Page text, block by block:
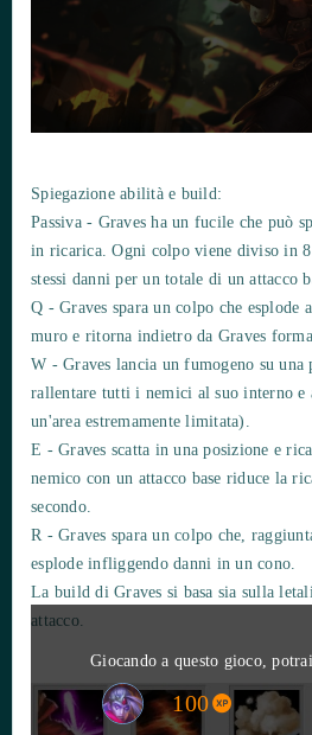
Spiegazione abilità e build:
Passiva - Graves ha un fucile che può
in ricarica. Ogni colpo viene diviso in
stessi danni per un totale di un attacco
Q - Graves spara un colpo che esplode
muro e ritorna indietro da Graves
W - Graves lancia un fumogeno su una
rallentare tutti i nemici al suo interno e
un'area estremamente limitata).
E - Graves scatta in una posizione e
nemico con un attacco base riduce la
secondo.
R - Graves spara un colpo che,
esplode infliggendo danni in un cono.
La build di Graves si basa sia sulla
attacco.
Giocando a questo gioco,
100